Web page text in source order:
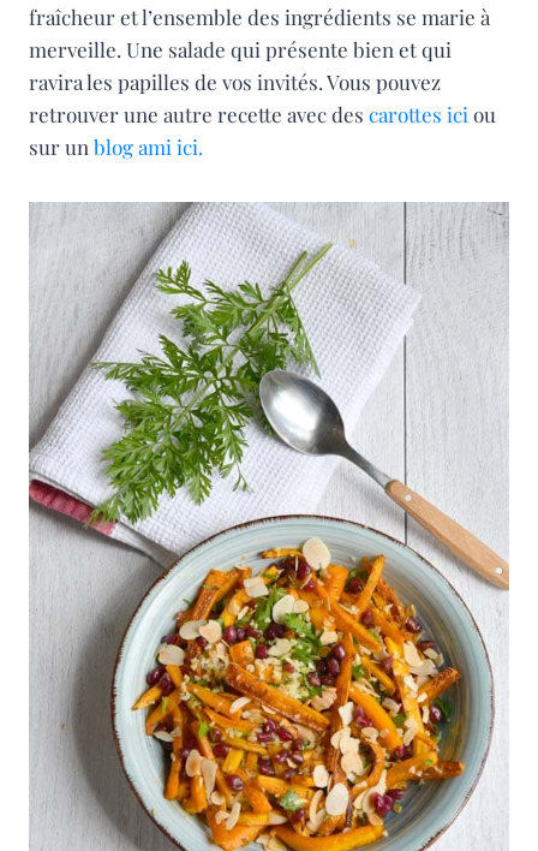
fraîcheur et l’ensemble des ingrédients se marie à
merveille. Une salade qui présente bien et qui
ravira les papilles de vos invités. Vous pouvez
retrouver une autre recette avec des carottes ici ou
sur un blog ami ici.